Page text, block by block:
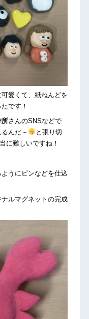
愛くて、紙ねんどを
です！
所さんのSNSなどで
んだ～
と張り切
に難しいですね！
うにピンなどを仕込
ルマグネットの完成